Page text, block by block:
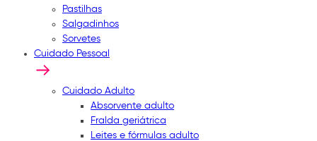
Pastilhas
Salgadinhos
Sorvetes
Cuidado Pessoal
Cuidado Adulto
Absorvente adulto
Fralda geriátrica
Leites e fórmulas adulto